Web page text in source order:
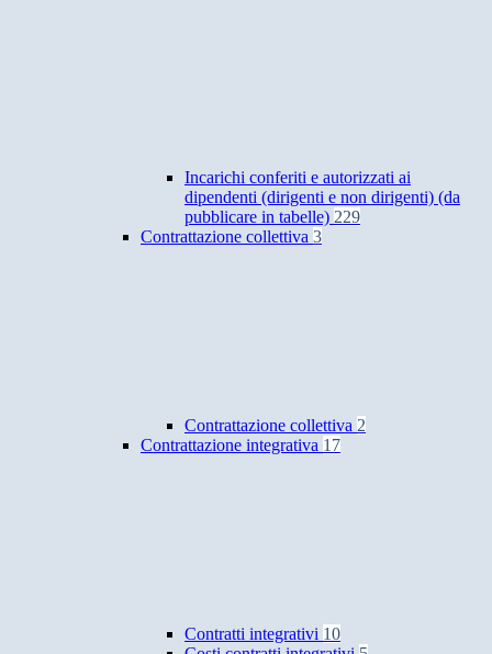
Incarichi conferiti e autorizzati ai
dipendenti (dirigenti e non dirigenti) (da
pubblicare in tabelle) 229
Contrattazione collettiva 3
Contrattazione collettiva 2
Contrattazione integrativa 17
Contratti integrativi 10